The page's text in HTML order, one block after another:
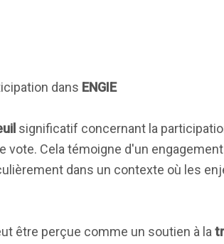
dans ENGIE
significatif concernant la
vote. Cela témoigne d'un
dans un contexte où les
être perçue comme un soutien à la